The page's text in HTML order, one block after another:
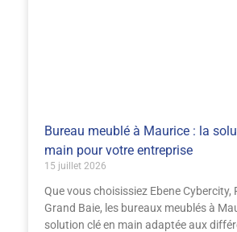
Bureau meublé à Maurice : la
main pour votre entreprise
15 juillet 2026
Que vous choisissiez Ebene Cybercity,
Grand Baie, les bureaux meublés à
solution clé en main adaptée aux